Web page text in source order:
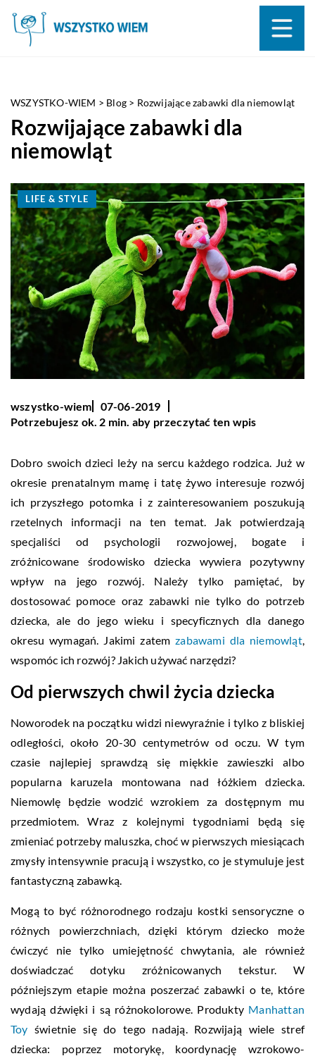
WSZYSTKO-WIEM > Blog > Rozwijające zabawki dla niemowląt
Rozwijające zabawki dla
niemowląt
LIFE & STYLE
wszystko-wiem
07-06-2019
Potrzebujesz ok. 2 min. aby przeczytać ten wpis
Dobro swoich dzieci leży na sercu każdego rodzica. Już w
okresie prenatalnym mamę i tatę żywo interesuje rozwój
ich przyszłego potomka i z zainteresowaniem poszukują
rzetelnych informacji na ten temat. Jak potwierdzają
specjaliści od psychologii rozwojowej, bogate i
zróżnicowane środowisko dziecka wywiera pozytywny
wpływ na jego rozwój. Należy tylko pamiętać, by
dostosować pomoce oraz zabawki nie tylko do potrzeb
dziecka, ale do jego wieku i specyficznych dla danego
okresu wymagań. Jakimi zatemzabawami dla niemowląt,
wspomóc ich rozwój? Jakich używać narzędzi?
Od pierwszych chwil życia dziecka
Noworodek na początku widzi niewyraźnie i tylko z bliskiej
odległości, około 20-30 centymetrów od oczu. W tym
czasie najlepiej sprawdzą się miękkie zawieszki albo
popularna karuzela montowana nad łóżkiem dziecka.
Niemowlę będzie wodzić wzrokiem za dostępnym mu
przedmiotem. Wraz z kolejnymi tygodniami będą się
zmieniać potrzeby maluszka, choć w pierwszych miesiącach
zmysły intensywnie pracują i wszystko, co je stymuluje jest
fantastyczną zabawką.
Mogą to być różnorodnego rodzaju kostki sensoryczne o
różnych powierzchniach, dzięki którym dziecko może
ćwiczyć nie tylko umiejętność chwytania, ale również
doświadczać dotyku zróżnicowanych tekstur. W
późniejszym etapie można poszerzać zabawki o te, które
wydają dźwięki i są różnokolorowe. Produkty Manhattan
Toy świetnie się do tego nadają. Rozwijają wiele stref
dziecka: poprzez motorykę, koordynację wzrokowo-